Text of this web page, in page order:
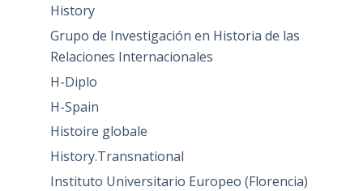
History
Grupo de Investigación en Historia de las
Relaciones Internacionales
H-Diplo
H-Spain
Histoire globale
History.Transnational
Instituto Universitario Europeo (Florencia)